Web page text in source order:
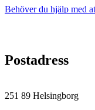
Behöver du hjälp med
Postadress
251 89 Helsingborg